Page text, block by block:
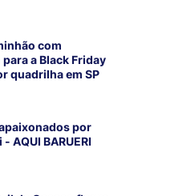
com
a Black Friday
quadrilha em SP
por
AQUI BARUERI